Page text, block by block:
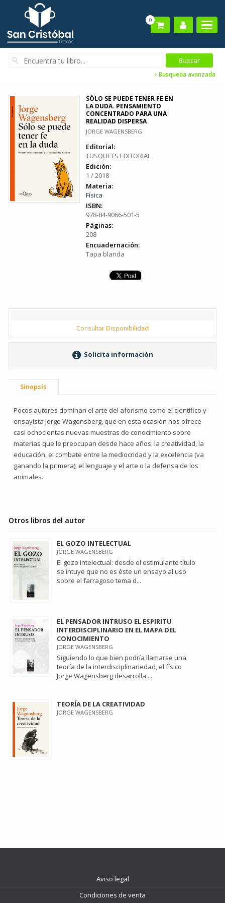
0
Busqueda avanzada
SÓLO SE PUEDE TENER FE EN
LA DUDA. PENSAMIENTO
CONCENTRADO PARA UNA
REALIDAD DISPERSA
JORGE WAGENSBERG
Editorial:
TUSQUETS EDITORIAL
Edición:
1 / 2018
Materia:
Física
ISBN:
978-84-9066-501-5
Páginas:
208
Encuadernación:
Tapa blanda
Consultar Disponibilidad
Solicita información
Sinopsis
Pocos autores dominan el arte del aforismo como el científico y
ensayista Jorge Wagensberg, que en esta ocasión nos ofrece
casi ochocientas nuevas muestras de conocimiento sobre
materias que le preocupan desde hace años: la creatividad, la
educación, el combate entre la mediocridad y la excelencia (va
ganando la primera), el lenguaje y el arte o la defensa de los
animales.
Otros libros del autor
EL GOZO INTELECTUAL
JORGE WAGENSBERG
El gozo intelectual: desde el estimulante título
se intuye que no es éste un ensayo al uso
sobre el farragoso tema d...
EL PENSADOR INTRUSO EL ESPIRITU
INTERDISCIPLINARIO EN EL MAPA DEL
CONOCIMIENTO
JORGE WAGENSBERG
Siguiendo lo que bien podría llamarse una
teoría de la interdisciplinariedad, el físico
Jorge Wagensberg desarrolla ...
TEORÍA DE LA CREATIVIDAD
JORGE WAGENSBERG
Aviso legal
Condiciones de venta